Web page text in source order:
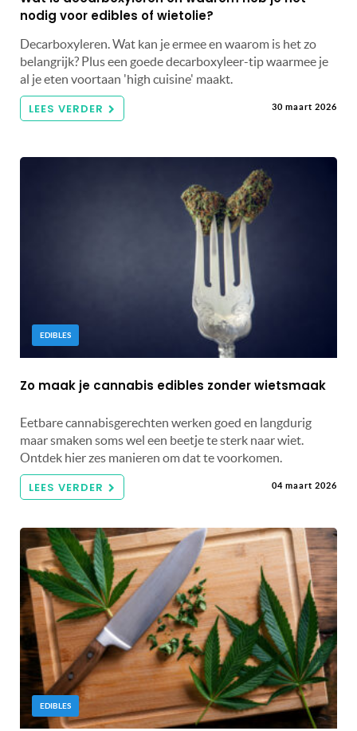
nodig voor edibles of wietolie?
Decarboxyleren. Wat kan je ermee en waarom is het zo
belangrijk? Plus een goede decarboxyleer-tip waarmee je
al je eten voortaan 'high cuisine' maakt.
LEES VERDER 30 maart 2026
EDIBLES
Zo maak je cannabis edibles zonder wietsmaak
Eetbare cannabisgerechten werken goed en langdurig
maar smaken soms wel een beetje te sterk naar wiet.
Ontdek hier zes manieren om dat te voorkomen.
LEES VERDER 04 maart 2026
EDIBLES